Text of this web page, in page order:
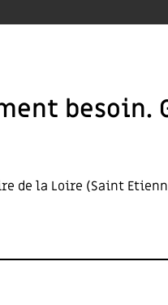
besoin.
de la Loire (Saint